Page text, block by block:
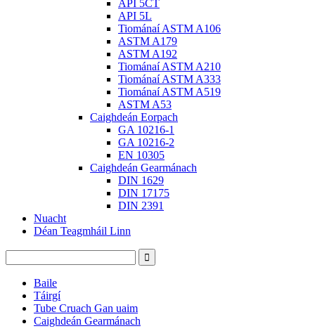
API 5CT
API 5L
Tiománaí ASTM A106
ASTM A179
ASTM A192
Tiománaí ASTM A210
Tiománaí ASTM A333
Tiománaí ASTM A519
ASTM A53
Caighdeán Eorpach
GA 10216-1
GA 10216-2
EN 10305
Caighdeán Gearmánach
DIN 1629
DIN 17175
DIN 2391
Nuacht
Déan Teagmháil Linn
Baile
Táirgí
Tube Cruach Gan uaim
Caighdeán Gearmánach